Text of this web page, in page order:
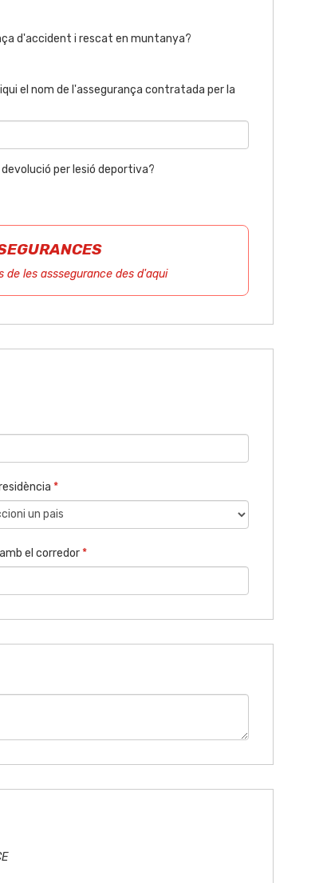
d'accident i rescat en muntanya?
el nom de l'assegurança contratada per la
per lesió deportiva?
de les asssegurance des d'aqui
*
el corredor*